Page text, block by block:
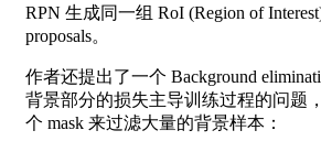
RPN 生成同一组 RoI (Region of
proposals。
作者还提出了一个 Background
背景部分的损失主导训练过程的问题
个 mask 来过滤大量的背景样本：